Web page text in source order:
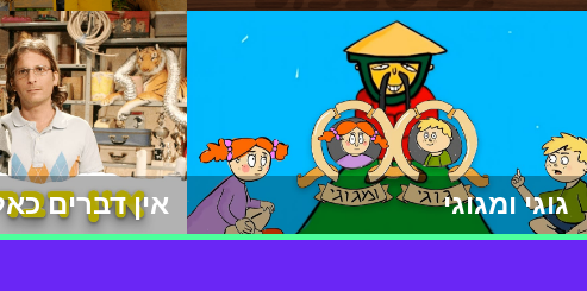
גוגי ומגוגי אין דברים